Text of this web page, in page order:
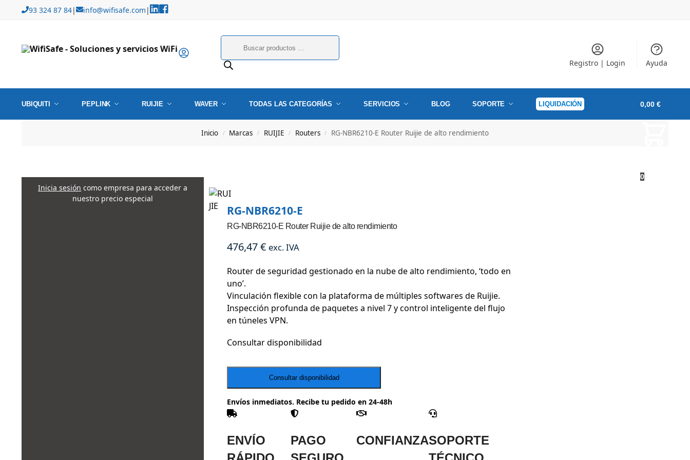
93 324 87 84| info@wifisafe.com |
Registro | Login Ayuda
UBIQUITI PEPLINK RUIJIE WAVER TODAS LAS CATEGORÍAS SERVICIOS BLOG SOPORTE LIQUIDACIÓN 0,00 €
0
Inicio / Marcas / RUIJIE / Routers / RG-NBR6210-E Router Ruijie de alto rendimiento
Inicia sesión como empresa para acceder a
nuestro precio especial
RG-NBR6210-E
RG-NBR6210-E Router Ruijie de alto rendimiento
476,47€ exc. IVA
Router de seguridad gestionado en la nube de alto rendimiento, ‘todo en
uno’.
Vinculación flexible con la plataforma de múltiples softwares de Ruijie.
Inspección profunda de paquetes a nivel 7 y control inteligente del flujo
en túneles VPN.
Consultar disponibilidad
Envíos inmediatos. Recibe tu pedido en 24-48h
ENVÍO
PAGO
CONFIANZASOPORTE